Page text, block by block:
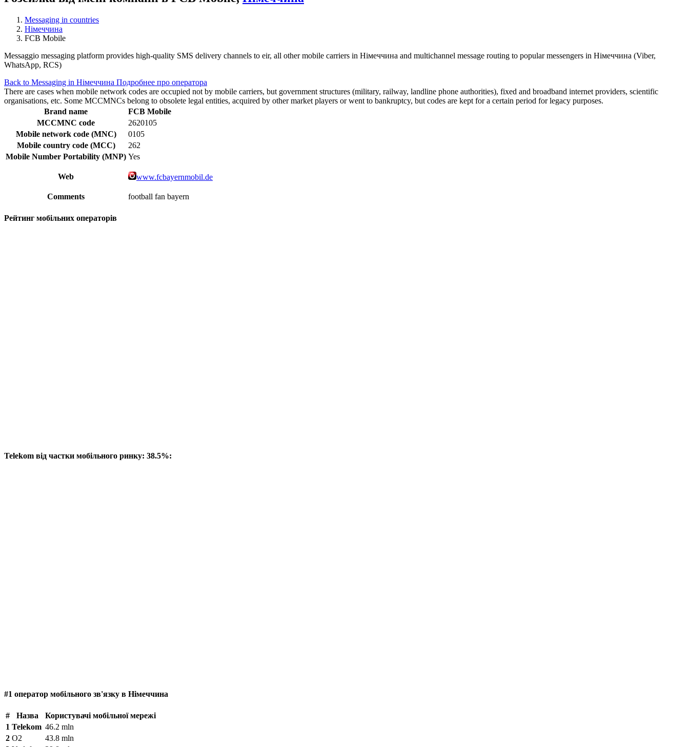
Messaging in countries
Німеччина
FCB Mobile
Messaggio messaging platform provides high-quality SMS delivery channels to eir, all other mobile carriers in Німеччина and multichannel message routing to popular messengers in Німеччина (Viber,
WhatsApp, RCS)
Back to Messaging in Німеччина Подробнее про оператора
There are cases when mobile network codes are occupied not by mobile carriers, but government structures (military, railway, landline phone authorities), fixed and broadband internet providers, scientific
organisations, etc. Some MCCMNCs belong to obsolete legal entities, acquired by other market players or went to bankruptcy, but codes are kept for a certain period for legacy purposes.
Brand name
FCB Mobile
MCCMNC code
2620105
Mobile network code (MNC)
0105
Mobile country code (MCC)
262
Mobile Number Portability (MNP) Yes
Web www.fcbayernmobil.de
Comments football fan bayern
Рейтинг мобільних операторів
Telekom від частки мобільного ринку: 38.5%:
#1 оператор мобільного зв'язку в Німеччина
# Назва
Користувачі мобільної мережі
1 Telekom 46.2 mln
2 O2
43.8 mln